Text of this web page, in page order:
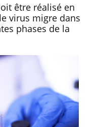
être réalisé en
virus migre dans
phases de la